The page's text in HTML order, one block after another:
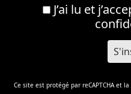
J’ai lu et
Ce site est protégé par reCAPTCHA et la